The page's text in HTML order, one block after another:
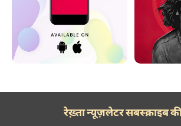
रेख़्ता न्यूज़लेटर सबस्क्राइब